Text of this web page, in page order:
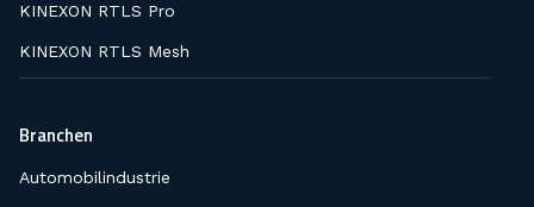
KINEXON RTLS Pro
KINEXON RTLS Mesh
Branchen
Automobilindustrie